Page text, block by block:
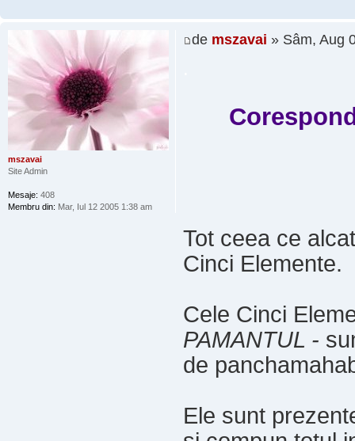
de mszavai » Sâm, Aug
Tot ceea ce
Cinci Elemente.
Cele Cinci
PAMANTUL -
de
Ele sunt
mszavai
Site Admin
Mesaje: 408
Membru din: Mar, Iul 12 2005 1:38 am